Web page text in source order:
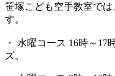
笹塚こども空手教室で
す。
・ 水曜コース 16時～
ズ。